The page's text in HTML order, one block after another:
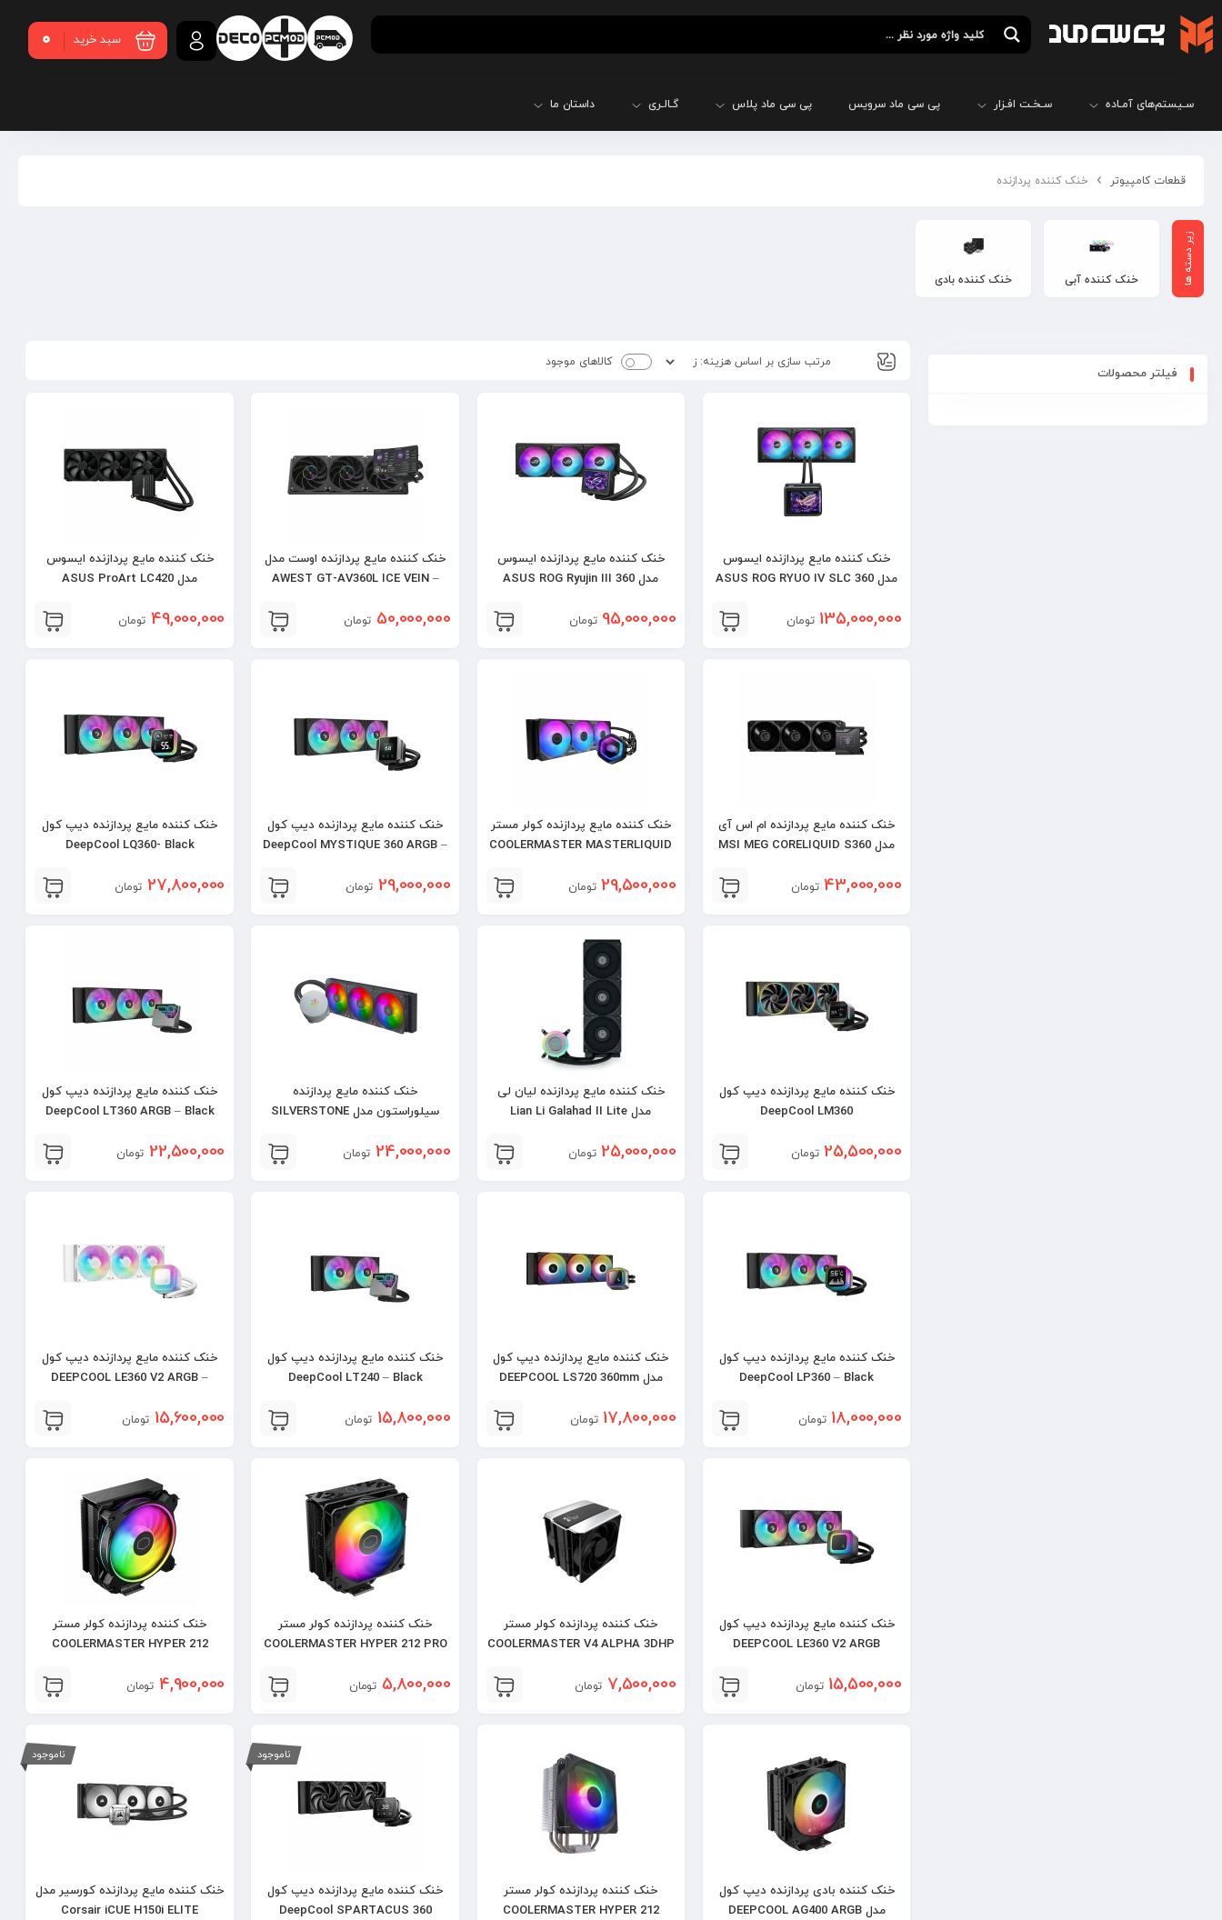
سبد خرید 0
سـیستم‌های آمـاده سـخـت افـزار پی سی ماد سرویس پی سی ماد پلاس گـالـری داستان ما
قطعات کامپیوتر خنک کننده پردازنده
خنک کننده آبی خنک کننده بادی
فیلتر محصولات
کالاهای موجود
خنک کننده مایع پردازنده ایسوس
مدل ASUS ROG RYUO IV SLC 360
135,000,000 تومان
خنک کننده مایع پردازنده ایسوس
مدل ASUS ROG Ryujin III 360
95,000,000 تومان
خنک کننده مایع پردازنده اوست مدل
AWEST GT-AV360L ICE VEIN –
50,000,000 تومان
خنک کننده مایع پردازنده ایسوس
مدل ASUS ProArt LC420
49,000,000 تومان
خنک کننده مایع پردازنده ام اس آی
مدل MSI MEG CORELIQUID S360
43,000,000 تومان
خنک کننده مایع پردازنده کولر مستر
COOLERMASTER MASTERLIQUID
29,500,000 تومان
خنک کننده مایع پردازنده دیپ کول
DeepCool MYSTIQUE 360 ARGB –
29,000,000 تومان
خنک کننده مایع پردازنده دیپ کول
DeepCool LQ360- Black
27,800,000 تومان
خنک کننده مایع پردازنده دیپ کول
DeepCool LM360
25,500,000 تومان
خنک کننده مایع پردازنده لیان لی
مدل Lian Li Galahad II Lite
25,000,000 تومان
خنک کننده مایع پردازنده
سیلوراستون مدل SILVERSTONE
24,000,000 تومان
خنک کننده مایع پردازنده دیپ کول
DeepCool LT360 ARGB – Black
22,500,000 تومان
خنک کننده مایع پردازنده دیپ کول
DeepCool LP360 – Black
18,000,000 تومان
خنک کننده مایع پردازنده دیپ کول
مدل DEEPCOOL LS720 360mm
17,800,000 تومان
خنک کننده مایع پردازنده دیپ کول
DeepCool LT240 – Black
15,800,000 تومان
خنک کننده مایع پردازنده دیپ کول
DEEPCOOL LE360 V2 ARGB –
15,600,000 تومان
خنک کننده مایع پردازنده دیپ کول
DEEPCOOL LE360 V2 ARGB
15,500,000 تومان
خنک کننده پردازنده کولر مستر
COOLERMASTER V4 ALPHA 3DHP
7,500,000 تومان
خنک کننده پردازنده کولر مستر
COOLERMASTER HYPER 212 PRO
5,800,000 تومان
خنک کننده پردازنده کولر مستر
COOLERMASTER HYPER 212
4,900,000 تومان
خنک کننده بادی پردازنده دیپ کول
مدل DEEPCOOL AG400 ARGB
خنک کننده پردازنده کولر مستر
COOLERMASTER HYPER 212
ناموجود
خنک کننده مایع پردازنده دیپ کول
DeepCool SPARTACUS 360
ناموجود
خنک کننده مایع پردازنده کورسیر مدل
Corsair iCUE H150i ELITE